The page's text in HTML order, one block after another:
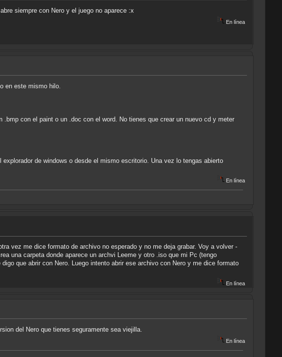
siempre con Nero y el juego no aparece :x
En línea
en este mismo hilo.
con el paint o un .doc con el word. No tienes que crear un nuevo cd y meter
de windows o desde el mismo escritorio. Una vez lo tengas abierto
En línea
vez me dice formato de archivo no esperado y no me deja grabar. Voy a volver -
una carpeta donde aparece un archvi Leeme y otro .iso que mi Pc (tengo
que abrir con Nero. Luego intento abrir ese archivo con Nero y me dice formato
En línea
del Nero que tienes seguramente sea viejilla.
En línea